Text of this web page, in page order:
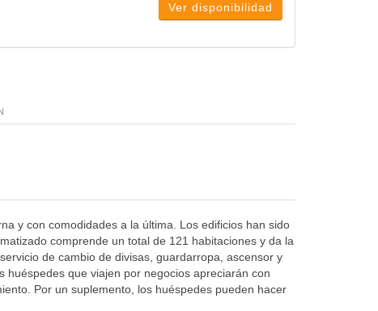
Ver disponibilidad
y con comodidades a la última. Los edificios han sido
comprende un total de 121 habitaciones y da la
de cambio de divisas, guardarropa, ascensor y
que viajen por negocios apreciarán con
Por un suplemento, los huéspedes pueden hacer